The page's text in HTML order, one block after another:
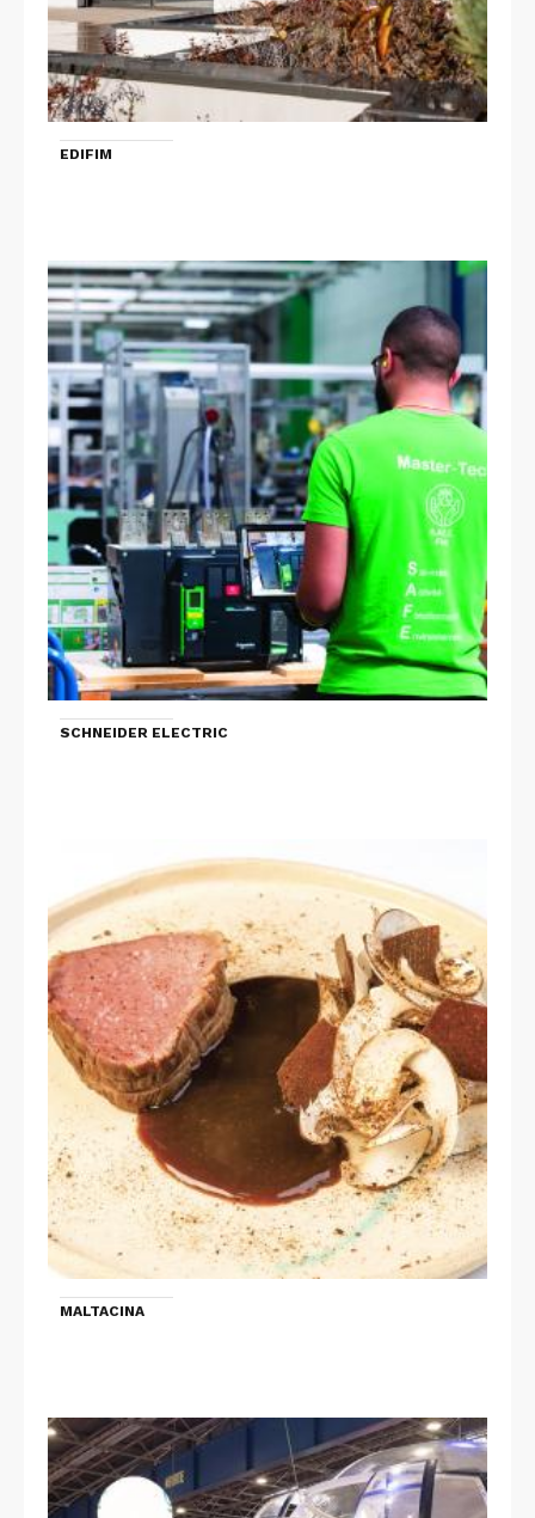
EDIFIM
SCHNEIDER ELECTRIC
MALTACINA